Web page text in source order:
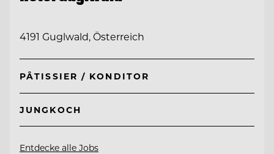
4191 Guglwald, Österreich
PÂTISSIER / KONDITOR
JUNGKOCH
Entdecke alle Jobs